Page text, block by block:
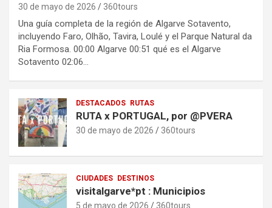
30 de mayo de 2026 360tours
Una guía completa de la región de Algarve Sotavento,
incluyendo Faro, Olhão, Tavira, Loulé y el Parque Natural da
Ria Formosa. 00:00 Algarve 00:51 qué es el Algarve
Sotavento 02:06…
DESTACADOS RUTAS
RUTA x PORTUGAL, por @PVERA
30 de mayo de 2026 360tours
CIUDADES DESTINOS
visitalgarve*pt : Municipios
5 de mayo de 2026 360tours